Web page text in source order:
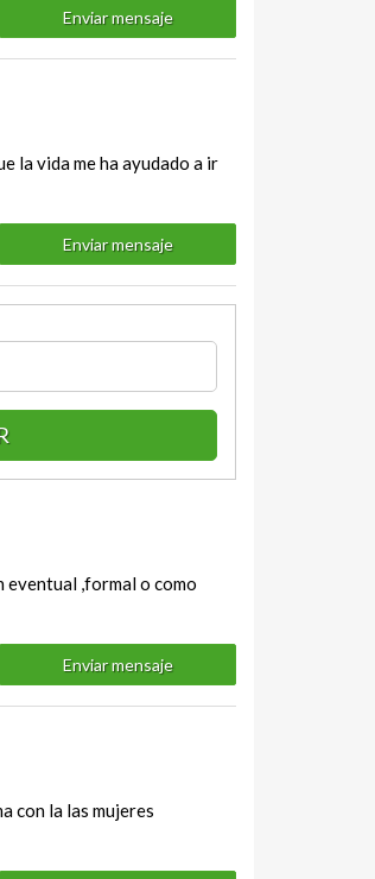
Enviar mensaje
la vida me ha ayudado a ir
Enviar mensaje
eventual ,formal o como
Enviar mensaje
con la las mujeres